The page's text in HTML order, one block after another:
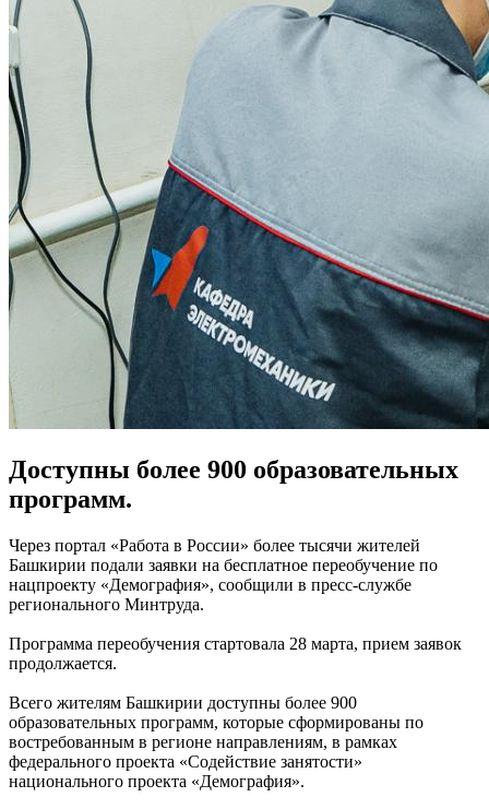
Доступны более 900 образовательных
программ.
Через портал «Работа в России» более тысячи жителей
Башкирии подали заявки на бесплатное переобучение по
нацпроекту «Демография», сообщили в пресс-службе
регионального Минтруда.
Программа переобучения стартовала 28 марта, прием заявок
продолжается.
Всего жителям Башкирии доступны более 900
образовательных программ, которые сформированы по
востребованным в регионе направлениям, в рамках
федерального проекта «Содействие занятости»
национального проекта «Демография».